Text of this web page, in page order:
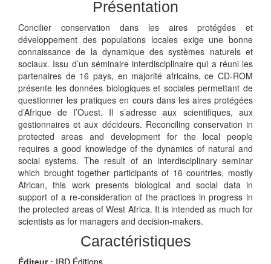
Présentation
Concilier conservation dans les aires protégées et
développement des populations locales exige une bonne
connaissance de la dynamique des systèmes naturels et
sociaux. Issu d’un séminaire interdisciplinaire qui a réuni les
partenaires de 16 pays, en majorité africains, ce CD-ROM
présente les données biologiques et sociales permettant de
questionner les pratiques en cours dans les aires protégées
d’Afrique de l’Ouest. Il s’adresse aux scientifiques, aux
gestionnaires et aux décideurs. Reconciling conservation in
protected areas and development for the local people
requires a good knowledge of the dynamics of natural and
social systems. The result of an interdisciplinary seminar
which brought together participants of 16 countries, mostly
African, this work presents biological and social data in
support of a re-consideration of the practices in progress in
the protected areas of West Africa. It is intended as much for
scientists as for managers and decision-makers.
Caractéristiques
Éditeur : IRD Éditions